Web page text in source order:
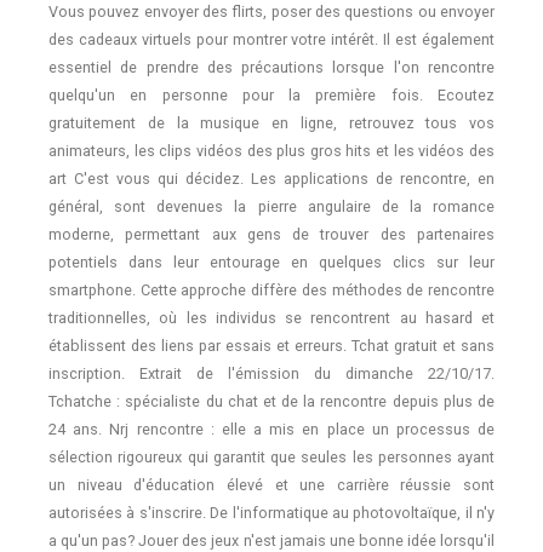
Vous pouvez envoyer des flirts, poser des questions ou envoyer
des cadeaux virtuels pour montrer votre intérêt. Il est également
essentiel de prendre des précautions lorsque l'on rencontre
quelqu'un en personne pour la première fois. Ecoutez
gratuitement de la musique en ligne, retrouvez tous vos
animateurs, les clips vidéos des plus gros hits et les vidéos des
art C'est vous qui décidez. Les applications de rencontre, en
général, sont devenues la pierre angulaire de la romance
moderne, permettant aux gens de trouver des partenaires
potentiels dans leur entourage en quelques clics sur leur
smartphone. Cette approche diffère des méthodes de rencontre
traditionnelles, où les individus se rencontrent au hasard et
établissent des liens par essais et erreurs. Tchat gratuit et sans
inscription. Extrait de l'émission du dimanche 22/10/17.
Tchatche : spécialiste du chat et de la rencontre depuis plus de
24 ans. Nrj rencontre : elle a mis en place un processus de
sélection rigoureux qui garantit que seules les personnes ayant
un niveau d'éducation élevé et une carrière réussie sont
autorisées à s'inscrire. De l'informatique au photovoltaïque, il n'y
a qu'un pas? Jouer des jeux n'est jamais une bonne idée lorsqu'il